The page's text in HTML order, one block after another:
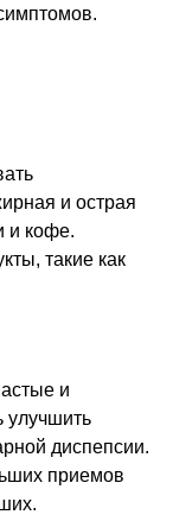
и острая
и кофе.
такие как
и
улучшить
диспепсии.
приемов